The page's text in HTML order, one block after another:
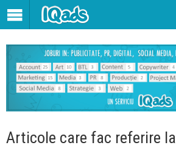
Articole care fac referire la